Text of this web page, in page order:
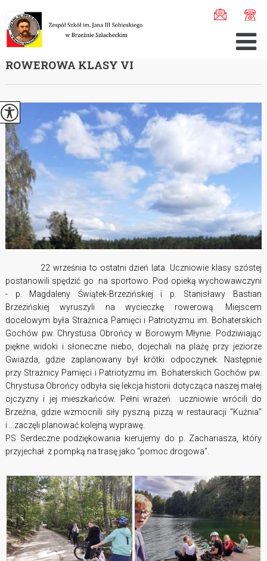
Pożegnanie lata - wy ...
POŻEGNANIE LATA - WYCIECZKA
ROWEROWA KLASY VI
22 września to ostatni dzień lata. Uczniowie klasy szóstej
postanowili spędzić go na sportowo. Pod opieką wychowawczyni
- p. Magdaleny Świątek-Brzezińskiej i p. Stanisławy Bastian
Brzezińskiej wyruszyli na wycieczkę rowerową. Miejscem
docelowym była Strażnica Pamięci i Patriotyzmu im. Bohaterskich
Gochów pw. Chrystusa Obrońcy w Borowym Młynie. Podziwiając
piękne widoki i słoneczne niebo, dojechali na plażę przy jeziorze
Gwiazda, gdzie zaplanowany był krótki odpoczynek. Następnie
przy Strażnicy Pamięci i Patriotyzmu im. Bohaterskich Gochów pw.
Chrystusa Obrońcy odbyła się lekcja historii dotycząca naszej małej
ojczyzny i jej mieszkańców. Pełni wrażeń uczniowie wrócili do
Brzeźna, gdzie wzmocnili siły pyszną pizzą w restauracji "Kuźnia"
i ...zaczęli planować kolejną wyprawę.
PS Serdeczne podziękowania kierujemy do p. Zachariasza, który
przyjechał z pompką na trasę jako "pomoc drogowa".